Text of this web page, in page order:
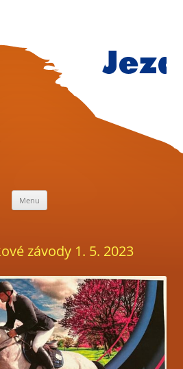
klub
Menu
závody 1. 5. 2023